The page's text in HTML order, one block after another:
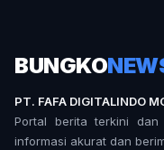
BUNGKO
PT. FAFA DIGITALINDO
Portal berita terkini dan
informasi akurat dan